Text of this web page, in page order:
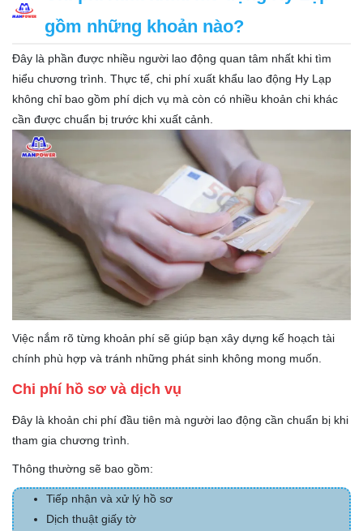
gồm những khoản nào?
Đây là phần được nhiều người lao động quan tâm nhất khi tìm
hiểu chương trình. Thực tế, chi phí xuất khẩu lao động Hy Lạp
không chỉ bao gồm phí dịch vụ mà còn có nhiều khoản chi khác
cần được chuẩn bị trước khi xuất cảnh.
Việc nắm rõ từng khoản phí sẽ giúp bạn xây dựng kế hoạch tài
chính phù hợp và tránh những phát sinh không mong muốn.
Chi phí hồ sơ và dịch vụ
Đây là khoản chi phí đầu tiên mà người lao động cần chuẩn bị khi
tham gia chương trình.
Thông thường sẽ bao gồm:
Tiếp nhận và xử lý hồ sơ
Dịch thuật giấy tờ